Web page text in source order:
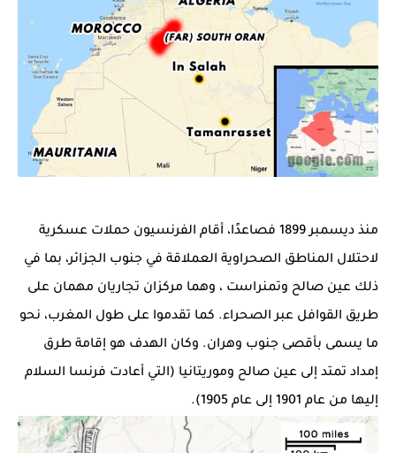
منذ ديسمبر 1899 فصاعدًا، أقام الفرنسيون حملات عسكرية
لاحتلال المناطق الصحراوية العملاقة في جنوب الجزائر، بما في
ذلك عين صالح وتمنراست ، وهما مركزان تجاريان مهمان على
طريق القوافل عبر الصحراء. كما تقدموا على طول المغرب، نحو
ما يسمى بأقصى جنوب وهران. وكان الهدف هو إقامة طرق
إمداد تمتد إلى عين صالح وموريتانيا (التي أعادت فرنسا السلام
إليها من عام 1901 إلى عام 1905).